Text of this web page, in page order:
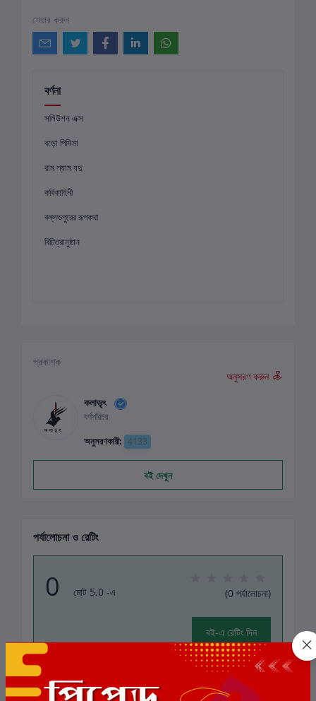
শেয়ার করুন
বর্ণনা
সলিউশন এক্স
বড়ো পিসিমা
রাম শ্যাম যদু
কবিকাহিনী
বল্লভপুরের রূপকথা
বিচিত্রানুষ্ঠান
প্রকাশক
অনুসরণ করুন
কলাভৃৎ
বর্ণপরিচয়
অনুসরণকারী: 4133
বই দেখুন
পর্যালোচনা ও রেটিং
0 মোট 5.0 -এ (0 পর্যালোচনা)
বই-এ রেটিং দিন
এই বইয়ের জন্য এখনও কোন পর্যালোচনা নেই